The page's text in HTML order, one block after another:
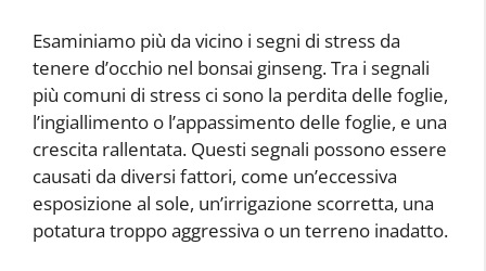
Esaminiamo più da vicino i segni di stress da
tenere d’occhio nel bonsai ginseng. Tra i segnali
più comuni di stress ci sono la perdita delle foglie,
l’ingiallimento o l’appassimento delle foglie, e una
crescita rallentata. Questi segnali possono essere
causati da diversi fattori, come un’eccessiva
esposizione al sole, un’irrigazione scorretta, una
potatura troppo aggressiva o un terreno inadatto.